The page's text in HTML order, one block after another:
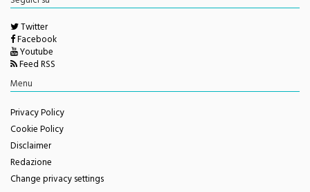
Twitter
Facebook
Youtube
Feed RSS
Menu
Privacy Policy
Cookie Policy
Disclaimer
Redazione
Change privacy settings
Questo sito è associato alla